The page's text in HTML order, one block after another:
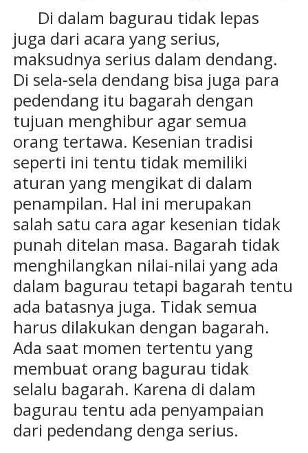
Di dalam bagurau tidak lepas
juga dari acara yang serius,
maksudnya serius dalam dendang.
Di sela-sela dendang bisa juga para
pedendang itu bagarah dengan
tujuan menghibur agar semua
orang tertawa. Kesenian tradisi
seperti ini tentu tidak memiliki
aturan yang mengikat di dalam
penampilan. Hal ini merupakan
salah satu cara agar kesenian tidak
punah ditelan masa. Bagarah tidak
menghilangkan nilai-nilai yang ada
dalam bagurau tetapi bagarah tentu
ada batasnya juga. Tidak semua
harus dilakukan dengan bagarah.
Ada saat momen tertentu yang
membuat orang bagurau tidak
selalu bagarah. Karena di dalam
bagurau tentu ada penyampaian
dari pedendang denga serius.